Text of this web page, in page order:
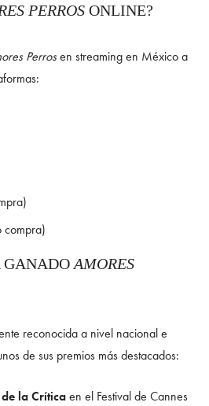
PERROS ONLINE?
Perrosen streaming en México a
compra)
GANADO AMORES
reconocida a nivel nacional e
de sus premios más destacados:
la Críticaen el Festival de Cannes